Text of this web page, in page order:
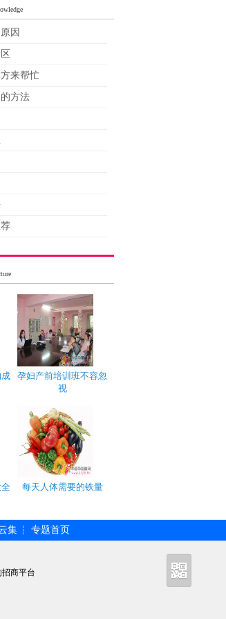
因
来帮忙
方法
孕妇产前培训班不容忽
视
每天人体需要的铁量
集 ┆ 专题首页
商平台